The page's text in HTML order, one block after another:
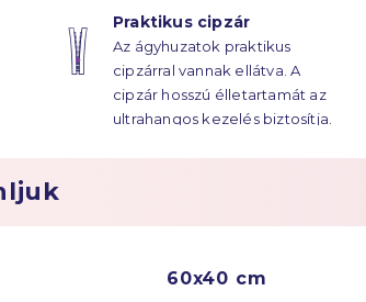
szál sűrűsségű
szaténkötésének hála, az
ágyhuzatok élettartama
évtizedekre húzódik.
Praktikus cipzár
Az ágyhuzatok praktikus
cipzárral vannak ellátva. A
cipzár hosszú élletartamát az
ultrahangos kezelés biztosítja.
60x40 cm